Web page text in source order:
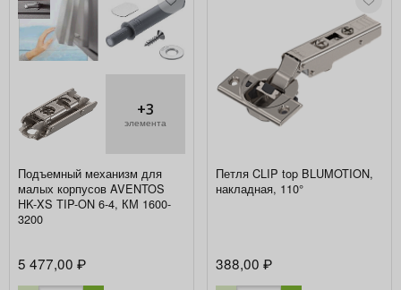
+3
элемента
Подъемный механизм для
малых корпусов AVENTOS
HK-XS TIP-ON 6-4, КМ 1600-
3200
5 477,00₽
Петля CLIP top BLUMOTION,
накладная, 110°
388,00 ₽